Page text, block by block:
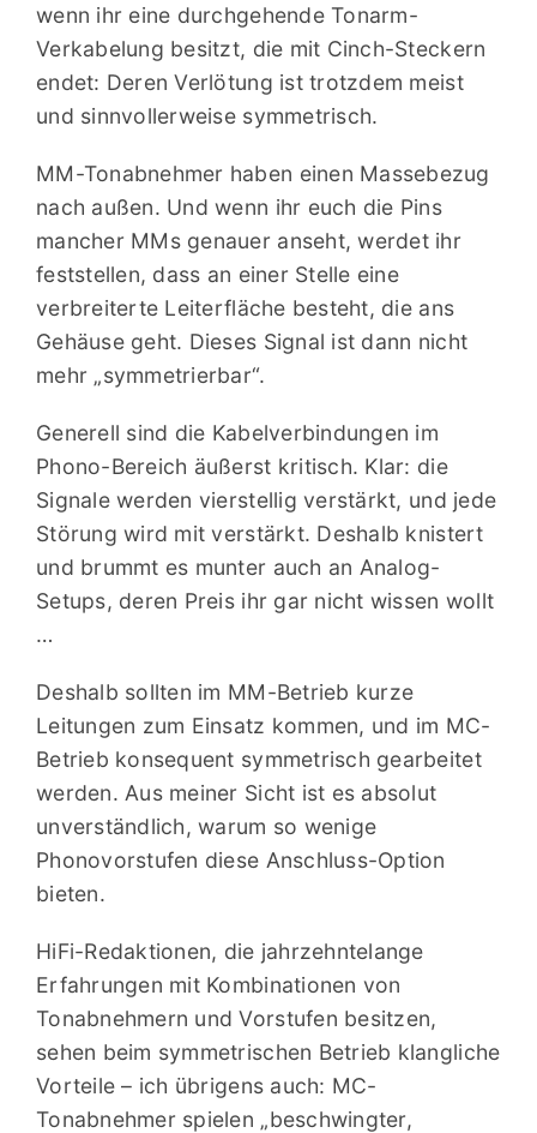
wenn ihr eine durchgehende Tonarm-
Verkabelung besitzt, die mit Cinch-Steckern
endet: Deren Verlötung ist trotzdem meist
und sinnvollerweise symmetrisch.
MM-Tonabnehmer haben einen Massebezug
nach außen. Und wenn ihr euch die Pins
mancher MMs genauer anseht, werdet ihr
feststellen, dass an einer Stelle eine
verbreiterte Leiterfläche besteht, die ans
Gehäuse geht. Dieses Signal ist dann nicht
mehr „symmetrierbar“.
Generell sind die Kabelverbindungen im
Phono-Bereich äußerst kritisch. Klar: die
Signale werden vierstellig verstärkt, und jede
Störung wird mit verstärkt. Deshalb knistert
und brummt es munter auch an Analog-
Setups, deren Preis ihr gar nicht wissen wollt
…
Deshalb sollten im MM-Betrieb kurze
Leitungen zum Einsatz kommen, und im MC-
Betrieb konsequent symmetrisch gearbeitet
werden. Aus meiner Sicht ist es absolut
unverständlich, warum so wenige
Phonovorstufen diese Anschluss-Option
bieten.
HiFi-Redaktionen, die jahrzehntelange
Erfahrungen mit Kombinationen von
Tonabnehmern und Vorstufen besitzen,
sehen beim symmetrischen Betrieb klangliche
Vorteile – ich übrigens auch: MC-
Tonabnehmer spielen „beschwingter,